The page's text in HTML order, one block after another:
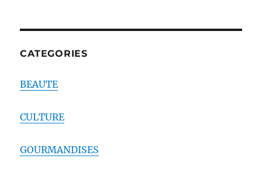
CATEGORIES
BEAUTE
CULTURE
GOURMANDISES